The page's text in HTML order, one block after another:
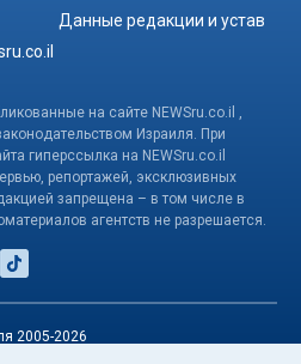
Данные редакции и устав
на сайте NEWSru.co.il ,
Израиля. При
гиперссылка на NEWSru.co.il
репортажей, эксклюзивных
запрещена – в том числе в
агентств не разрешается.
2005-2026